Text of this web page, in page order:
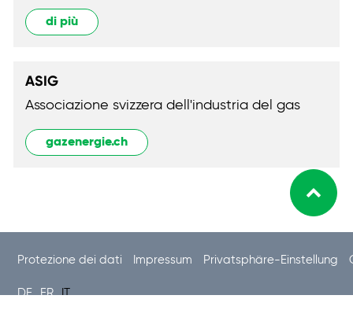
di più
ASIG
Associazione svizzera dell'industria del gas
gazenergie.ch
Protezione dei dati Impressum Privatsphäre-Einstellung
DE FR IT